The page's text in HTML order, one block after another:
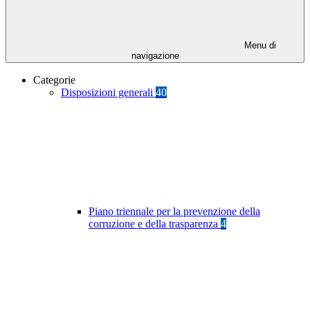
Menu di
navigazione
Categorie
Disposizioni generali 40
Piano triennale per la prevenzione della
corruzione e della trasparenza 4